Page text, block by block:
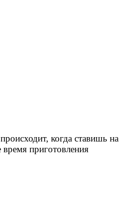
когда ставишь на
приготовления